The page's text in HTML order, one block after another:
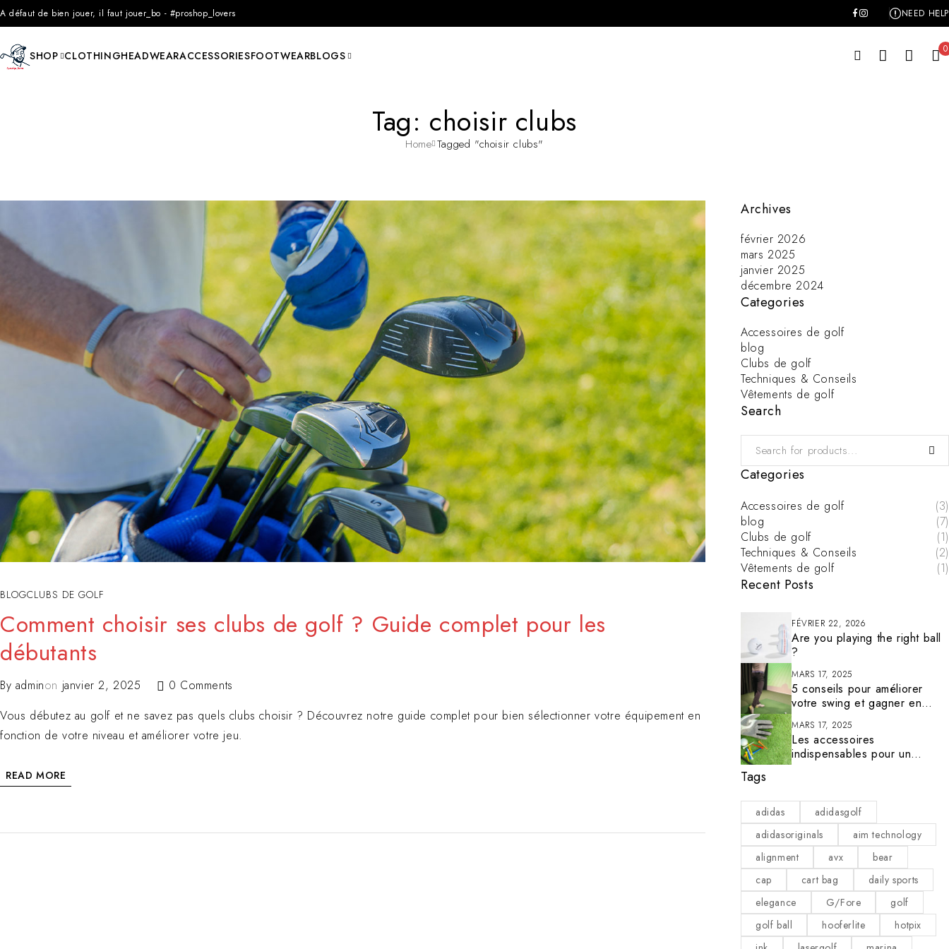
A défaut de bien jouer, il faut jouer_bo - #proshop_lovers NEED HELP
SHOP CLOTHINGHEADWEARACCESSORIESFOOTWEARBLOGS 0
Tag: choisir clubs
Home Tagged "choisir clubs"
BLOGCLUBS DE GOLF
Comment choisir ses clubs de golf ? Guide complet pour les
débutants
By adminon janvier 2, 2025
0 Comments
Vous débutez au golf et ne savez pas quels clubs choisir ? Découvrez notre guide complet pour bien sélectionner votre équipement en
fonction de votre niveau et améliorer votre jeu.
READ MORE
Archives
février 2026
mars 2025
janvier 2025
décembre 2024
Categories
Accessoires de golf
blog
Clubs de golf
Techniques & Conseils
Vêtements de golf
Search
Categories
Accessoires de golf
(3)
blog
(7)
Clubs de golf
(1)
Techniques & Conseils
(2)
Vêtements de golf
(1)
Recent Posts
FÉVRIER 22, 2026
Are you playing the right ball
?
MARS 17, 2025
5 conseils pour améliorer
votre swing et gagner en
précision
MARS 17, 2025
Les accessoires
indispensables pour un
Tags
adidas
adidasgolf
adidasoriginals
aim technology
alignment
avx
bear
cap
cart bag
daily sports
elegance
G/Fore
golf
golf ball
hooferlite
hotpix